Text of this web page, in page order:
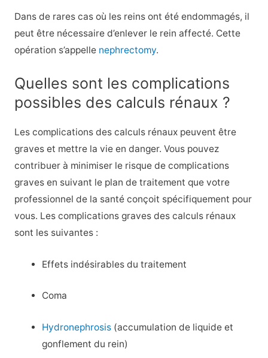
Dans de rares cas où les reins ont été endommagés, il
peut être nécessaire d’enlever le rein affecté. Cette
opération s’appelle nephrectomy.
Quelles sont les complications
possibles des calculs rénaux ?
Les complications des calculs rénaux peuvent être
graves et mettre la vie en danger. Vous pouvez
contribuer à minimiser le risque de complications
graves en suivant le plan de traitement que votre
professionnel de la santé conçoit spécifiquement pour
vous. Les complications graves des calculs rénaux
sont les suivantes :
Effets indésirables du traitement
Coma
Hydronephrosis (accumulation de liquide et
gonflement du rein)